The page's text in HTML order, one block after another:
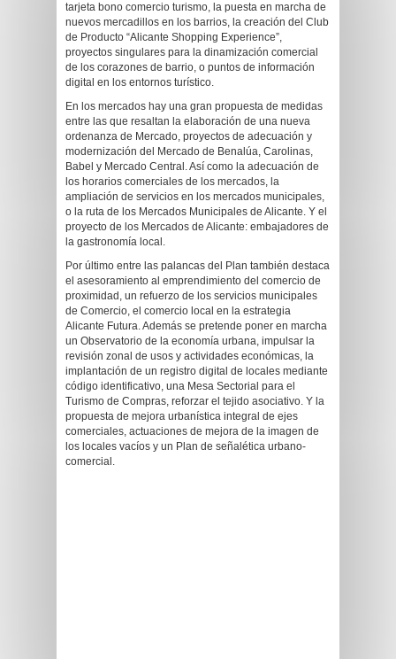
tarjeta bono comercio turismo, la puesta en marcha de
nuevos mercadillos en los barrios, la creación del Club
de Producto “Alicante Shopping Experience”,
proyectos singulares para la dinamización comercial
de los corazones de barrio, o puntos de información
digital en los entornos turístico.
En los mercados hay una gran propuesta de medidas
entre las que resaltan la elaboración de una nueva
ordenanza de Mercado, proyectos de adecuación y
modernización del Mercado de Benalúa, Carolinas,
Babel y Mercado Central. Así como la adecuación de
los horarios comerciales de los mercados, la
ampliación de servicios en los mercados municipales,
o la ruta de los Mercados Municipales de Alicante. Y el
proyecto de los Mercados de Alicante: embajadores de
la gastronomía local.
Por último entre las palancas del Plan también destaca
el asesoramiento al emprendimiento del comercio de
proximidad, un refuerzo de los servicios municipales
de Comercio, el comercio local en la estrategia
Alicante Futura. Además se pretende poner en marcha
un Observatorio de la economía urbana, impulsar la
revisión zonal de usos y actividades económicas, la
implantación de un registro digital de locales mediante
código identificativo, una Mesa Sectorial para el
Turismo de Compras, reforzar el tejido asociativo. Y la
propuesta de mejora urbanística integral de ejes
comerciales, actuaciones de mejora de la imagen de
los locales vacíos y un Plan de señalética urbano-
comercial.